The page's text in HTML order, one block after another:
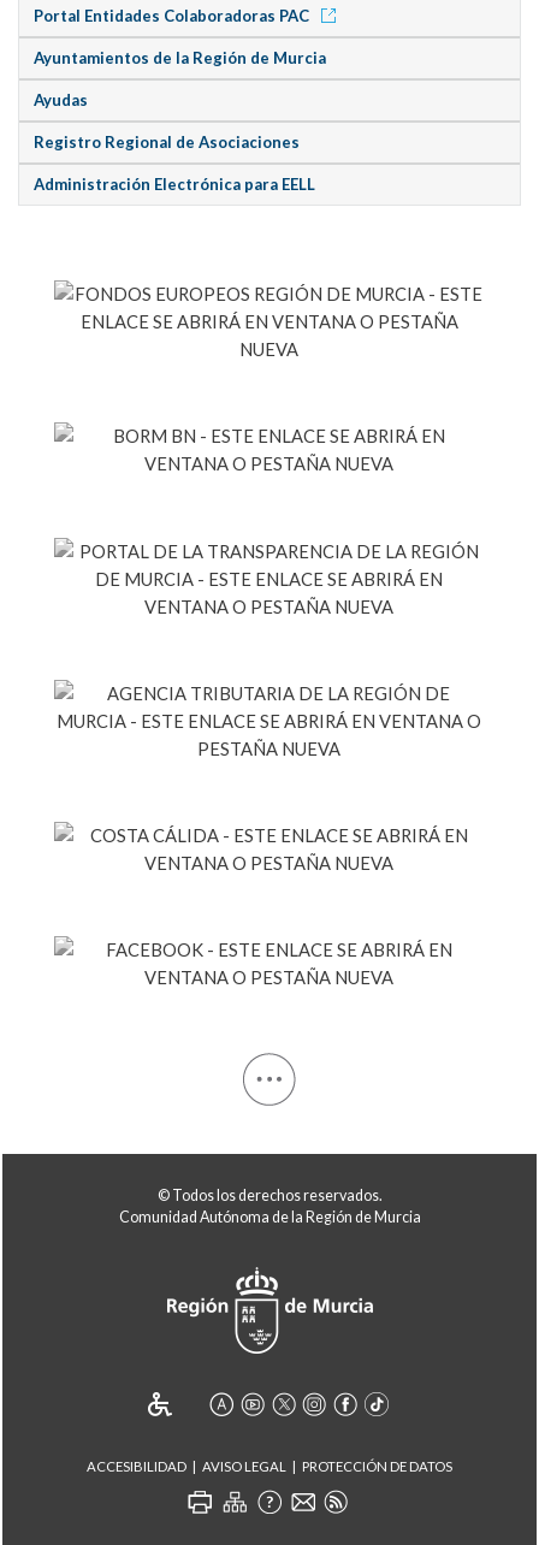
Portal Entidades Colaboradoras PAC
Ayuntamientos de la Región de Murcia
Ayudas
Registro Regional de Asociaciones
Administración Electrónica para EELL
© Todos los derechos reservados.
Comunidad Autónoma de la Región de Murcia
ACCESIBILIDAD AVISO LEGAL PROTECCIÓN DE DATOS